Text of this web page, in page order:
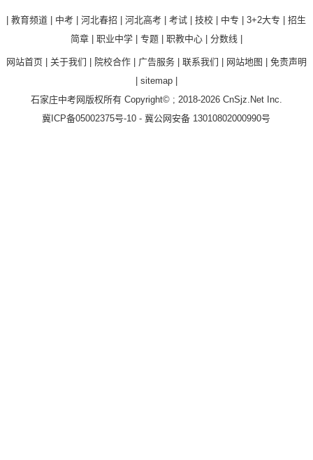
|教育频道 中考 |河北春招 |河北高考 |考试 |技校 中专 |3+2大专 |招生
简章| 职业中学| 专题| 职教中心| 分数线|
网站首页| 关于我们 院校合作| 广告服务| 联系我们 网站地图
免责声明
sitemap|
石家庄中考网版权所有 Copyright© ; 2018-2026 CnSjz.NetInc.
冀ICP备05002375号-10 -冀公网安备 13010802000990号